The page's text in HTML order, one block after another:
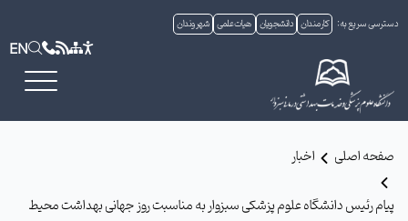
دسترسی سریع به: کارمندان دانشجویان هیات علمی شهروندان
EN
صفحه اصلی اخبار
پیام رئیس دانشگاه علوم پزشکی سبزوار به مناسبت روز جهانی بهداشت محیط